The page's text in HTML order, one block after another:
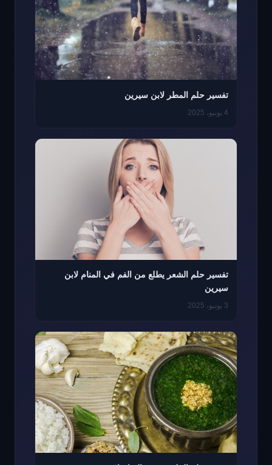
تفسير حلم المطر لابن سيرين
4 يونيو، 2025
تفسير حلم الشعر يطلع من الفم في المنام لابن
سيرين
3 يونيو، 2025